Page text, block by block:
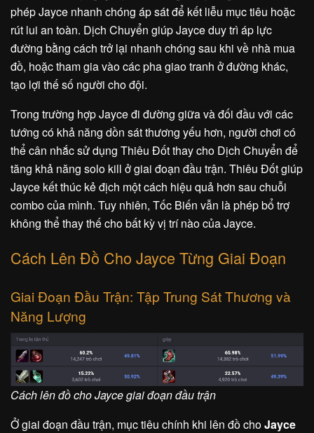
phép Jayce nhanh chóng áp sát để kết liễu mục tiêu hoặc
rút lui an toàn. Dịch Chuyển giúp Jayce duy trì áp lực
đường bằng cách trở lại nhanh chóng sau khi về nhà mua
đồ, hoặc tham gia vào các pha giao tranh ở đường khác,
tạo lợi thế số người cho đội.
Trong trường hợp Jayce đi đường giữa và đối đầu với các
tướng có khả năng dồn sát thương yếu hơn, người chơi có
thể cân nhắc sử dụng Thiêu Đốt thay cho Dịch Chuyển để
tăng khả năng solo kill ở giai đoạn đầu trận. Thiêu Đốt giúp
Jayce kết thúc kẻ địch một cách hiệu quả hơn sau chuỗi
combo của mình. Tuy nhiên, Tốc Biến vẫn là phép bổ trợ
không thể thay thế cho bất kỳ vị trí nào của Jayce.
Cách Lên Đồ Cho Jayce Từng Giai Đoạn
Giai Đoạn Đầu Trận: Tập Trung Sát Thương và
Năng Lượng
Cách lên đồ cho Jayce giai đoạn đầu trận
Ở giai đoạn đầu trận, mục tiêu chính khi lên đồ choJayce